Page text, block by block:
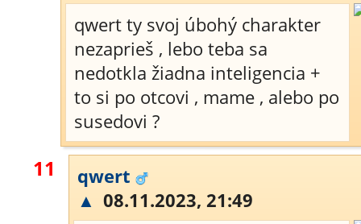
qwert ty svoj úbohý charakter
nezaprieš , lebo teba sa
nedotkla žiadna inteligencia +
to si po otcovi , mame , alebo po
susedovi ?
11
qwert
▲ 08.11.2023, 21:49